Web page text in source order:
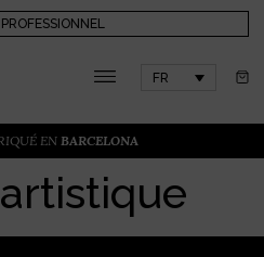
FR
EN BARCELONA